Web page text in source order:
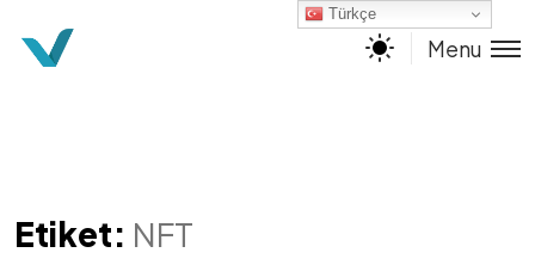
Menu
Etiket: NFT
Türkçe